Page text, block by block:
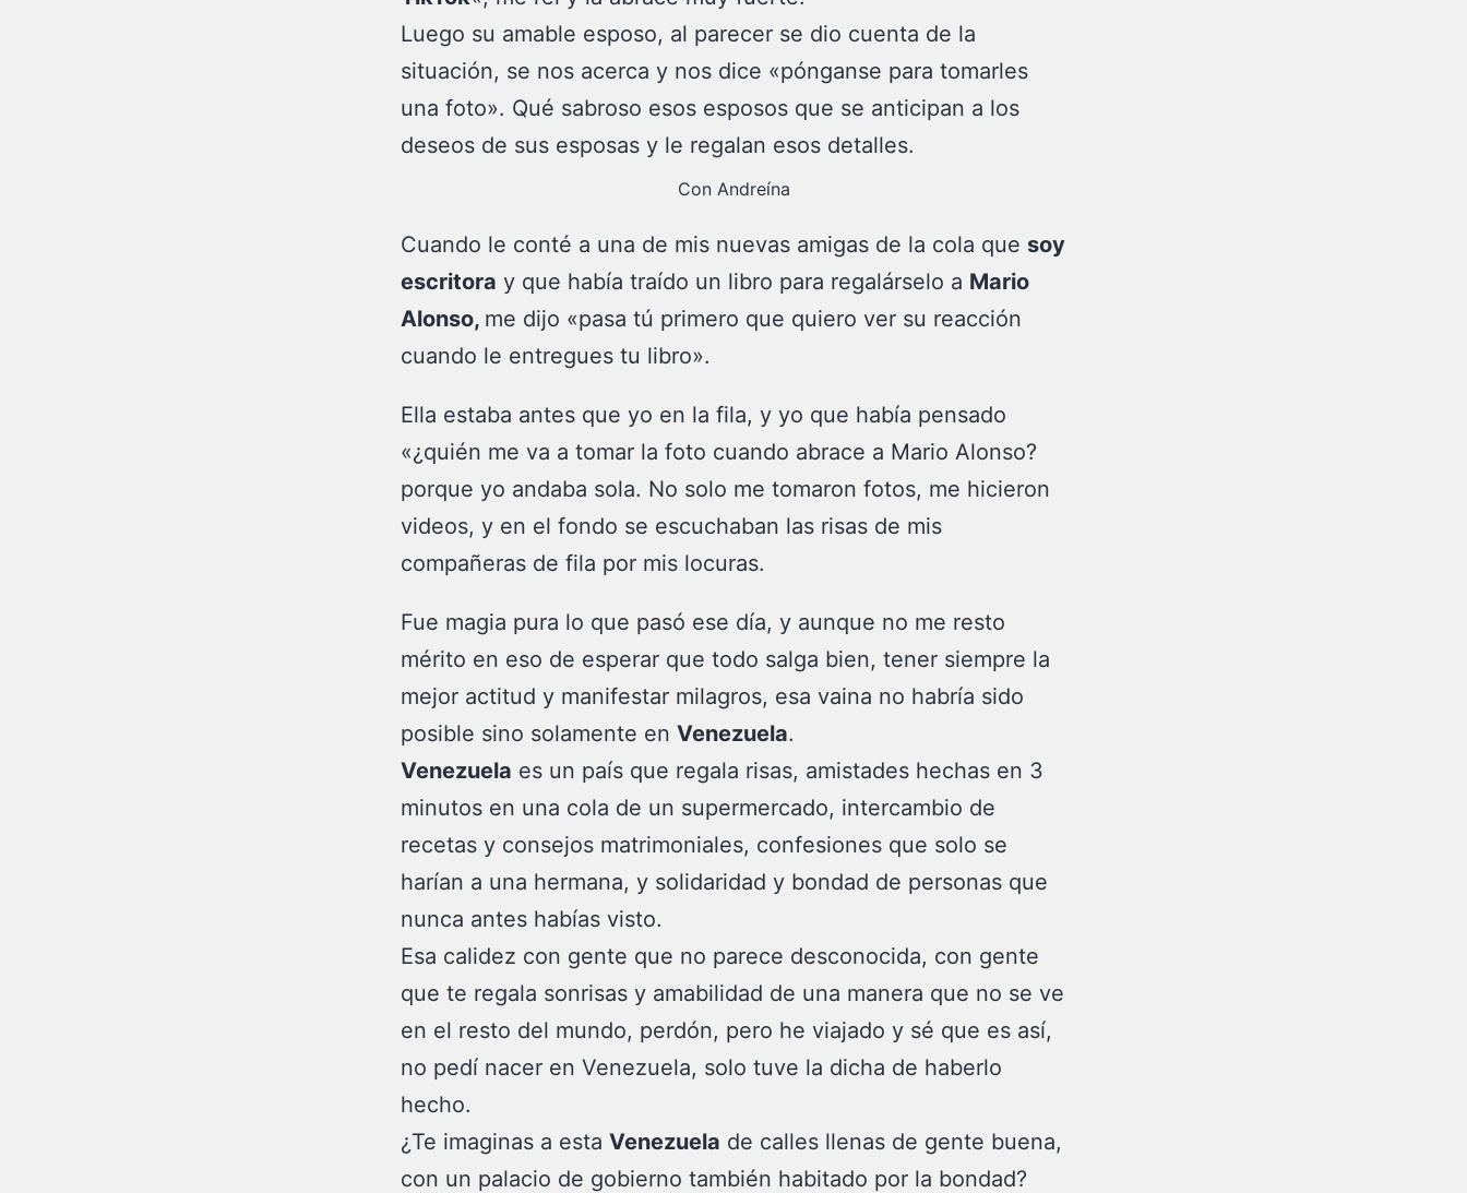
Luego su amable esposo, al parecer se dio cuenta de la
situación, se nos acerca y nos dice «pónganse para tomarles
una foto». Qué sabroso esos esposos que se anticipan a los
deseos de sus esposas y le regalan esos detalles.
Con Andreína
Cuando le conté a una de mis nuevas amigas de la cola que soy
escritora y que había traído un libro para regalárselo a Mario
Alonso, me dijo «pasa tú primero que quiero ver su reacción
cuando le entregues tu libro».
Ella estaba antes que yo en la fila, y yo que había pensado
«¿quién me va a tomar la foto cuando abrace a Mario Alonso?
porque yo andaba sola. No solo me tomaron fotos, me hicieron
videos, y en el fondo se escuchaban las risas de mis
compañeras de fila por mis locuras.
Fue magia pura lo que pasó ese día, y aunque no me resto
mérito en eso de esperar que todo salga bien, tener siempre la
mejor actitud y manifestar milagros, esa vaina no habría sido
posible sino solamente en Venezuela.
Venezuela es un país que regala risas, amistades hechas en 3
minutos en una cola de un supermercado, intercambio de
recetas y consejos matrimoniales, confesiones que solo se
harían a una hermana, y solidaridad y bondad de personas que
nunca antes habías visto.
Esa calidez con gente que no parece desconocida, con gente
que te regala sonrisas y amabilidad de una manera que no se ve
en el resto del mundo, perdón, pero he viajado y sé que es así,
no pedí nacer en Venezuela, solo tuve la dicha de haberlo
hecho.
¿Te imaginas a esta Venezuela de calles llenas de gente buena,
con un palacio de gobierno también habitado por la bondad?